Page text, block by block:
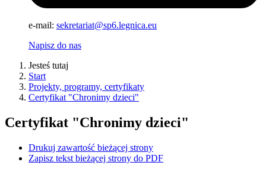
e-mail: sekretariat@sp6.legnica.eu
Napisz do nas
Jesteś tutaj
Start
Projekty, programy, certyfikaty
Certyfikat "Chronimy dzieci"
Certyfikat "Chronimy dzieci"
Drukuj zawartość bieżącej strony
Zapisz tekst bieżącej strony do PDF